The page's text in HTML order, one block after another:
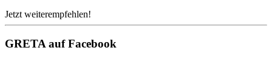
Jetzt weiterempfehlen!
GRETA auf Facebook